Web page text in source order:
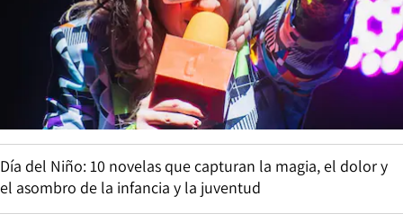
Día del Niño: 10 novelas que capturan la magia, el dolor y
el asombro de la infancia y la juventud